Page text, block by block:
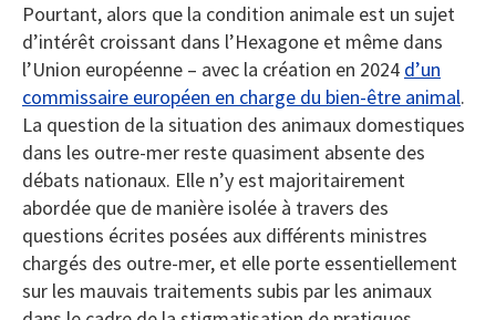
Pourtant, alors que la condition animale est un sujet
d’intérêt croissant dans l’Hexagone et même dans
l’Union européenne – avec la création en 2024 d’un
commissaire européen en charge du bien-être animal.
La question de la situation des animaux domestiques
dans les outre-mer reste quasiment absente des
débats nationaux. Elle n’y est majoritairement
abordée que de manière isolée à travers des
questions écrites posées aux différents ministres
chargés des outre-mer, et elle porte essentiellement
sur les mauvais traitements subis par les animaux